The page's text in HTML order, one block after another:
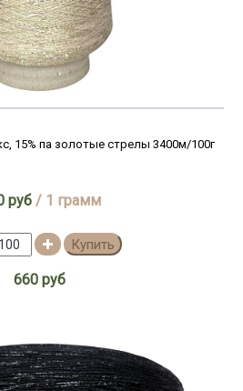
15% па золотые стрелы 3400м/100г
руб / 1 грамм
Купить
660 руб